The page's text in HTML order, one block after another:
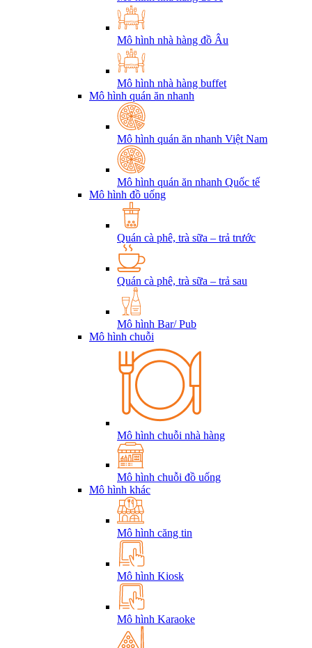
Mô hình nhà hàng đồ Âu
Mô hình nhà hàng buffet
Mô hình quán ăn nhanh
Mô hình quán ăn nhanh Việt Nam
Mô hình quán ăn nhanh Quốc tế
Mô hình đồ uống
Quán cà phê, trà sữa – trả trước
Quán cà phê, trà sữa – trả sau
Mô hình Bar/ Pub
Mô hình chuỗi
Mô hình chuỗi nhà hàng
Mô hình chuỗi đồ uống
Mô hình khác
Mô hình căng tin
Mô hình Kiosk
Mô hình Karaoke